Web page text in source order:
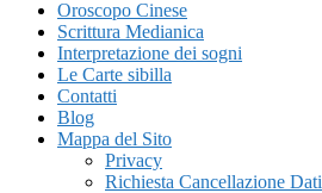
Oroscopo Cinese
Scrittura Medianica
Interpretazione dei sogni
Le Carte sibilla
Contatti
Blog
Mappa del Sito
Privacy
Richiesta Cancellazione Dati